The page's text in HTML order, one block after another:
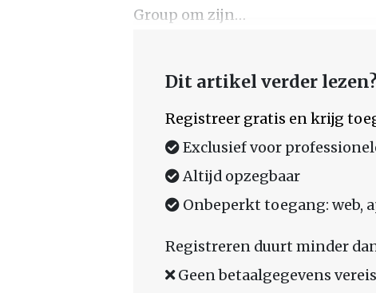
Group om zijn…
Dit artikel verder
Registreer gratis en krijg
Exclusief voor
Altijd opzegbaar
Onbeperkt toegang: web,
Registreren duurt minder
Geen betaalgegevens